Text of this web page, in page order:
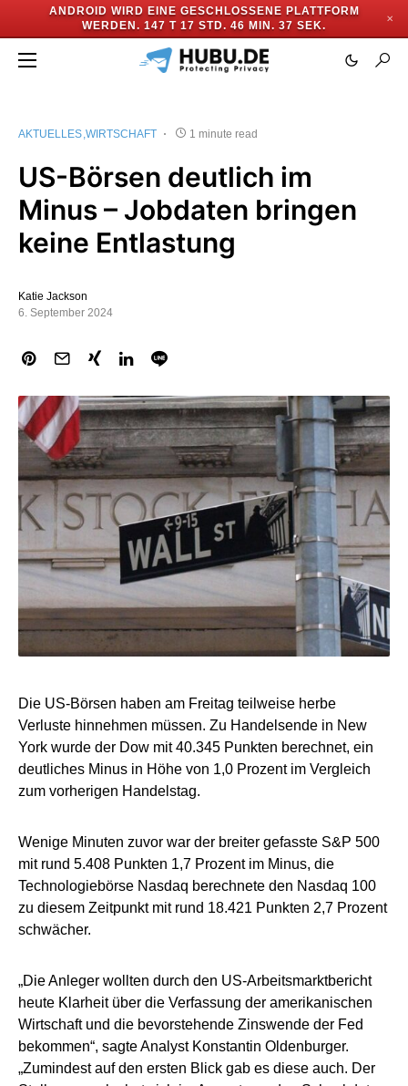
ANDROID WIRD EINE GESCHLOSSENE PLATTFORM
WERDEN. 147 T 17 STD. 46 MIN. 37 SEK.
✕
AKTUELLES WIRTSCHAFT 1 minute read
US-Börsen deutlich im
Minus – Jobdaten bringen
keine Entlastung
Katie Jackson
6. September 2024
Die US-Börsen haben am Freitag teilweise herbe
Verluste hinnehmen müssen. Zu Handelsende in New
York wurde der Dow mit 40.345 Punkten berechnet, ein
deutliches Minus in Höhe von 1,0 Prozent im Vergleich
zum vorherigen Handelstag.
Wenige Minuten zuvor war der breiter gefasste S&P 500
mit rund 5.408 Punkten 1,7 Prozent im Minus, die
Technologiebörse Nasdaq berechnete den Nasdaq 100
zu diesem Zeitpunkt mit rund 18.421 Punkten 2,7 Prozent
schwächer.
„Die Anleger wollten durch den US-Arbeitsmarktbericht
heute Klarheit über die Verfassung der amerikanischen
Wirtschaft und die bevorstehende Zinswende der Fed
bekommen“, sagte Analyst Konstantin Oldenburger.
„Zumindest auf den ersten Blick gab es diese auch. Der